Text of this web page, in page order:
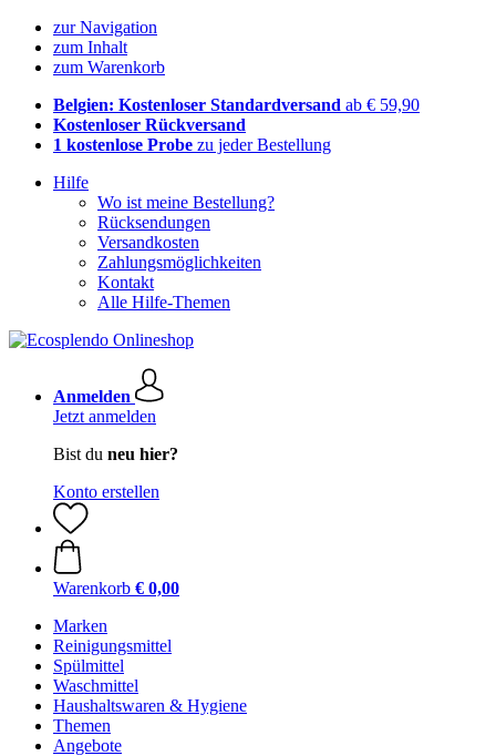
zur Navigation
zum Inhalt
zum Warenkorb
Belgien: Kostenloser Standardversand ab € 59,90
Kostenloser Rückversand
1 kostenlose Probe zu jeder Bestellung
Hilfe
Wo ist meine Bestellung?
Rücksendungen
Versandkosten
Zahlungsmöglichkeiten
Kontakt
Alle Hilfe-Themen
Anmelden
Jetzt anmelden
Bist du neu hier?
Konto erstellen
Warenkorb € 0,00
Marken
Reinigungsmittel
Spülmittel
Waschmittel
Haushaltswaren & Hygiene
Themen
Angebote